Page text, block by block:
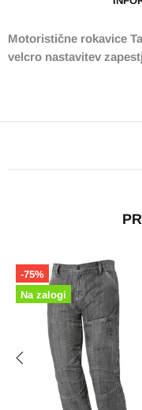
Motoristične rokavice
velcro nastavitev
-75%
Na zalogi